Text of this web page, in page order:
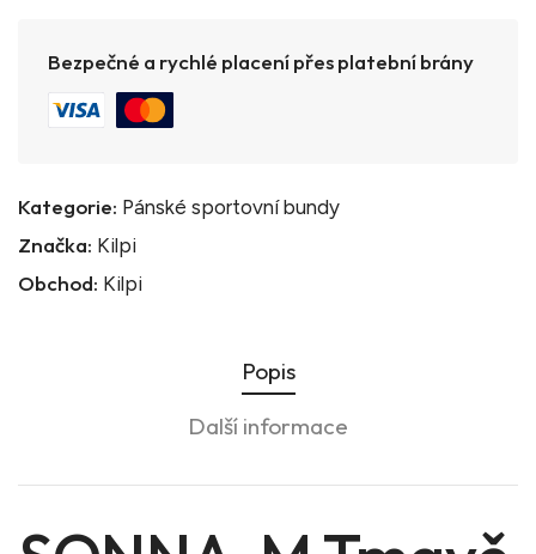
Bezpečné a rychlé placení přes platební brány
Kategorie: Pánské sportovní bundy
Značka: Kilpi
Obchod: Kilpi
Popis
Další informace